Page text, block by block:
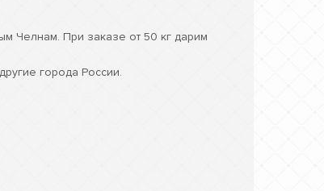
Челнам. При заказе от 50 кг дарим
города России.